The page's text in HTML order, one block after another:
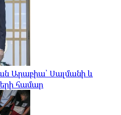
Արաբիա՝ Սալմանի և
համար